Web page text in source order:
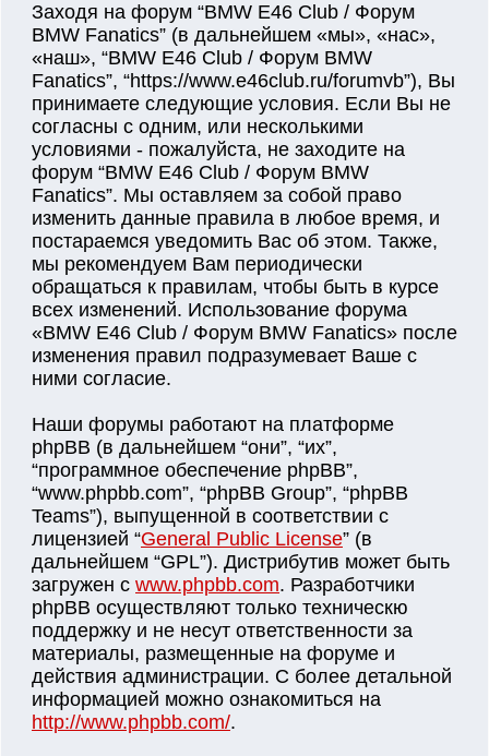
Заходя на форум “BMW E46 Club / Форум
BMW Fanatics” (в дальнейшем «мы», «нас»,
«наш», “BMW E46 Club / Форум BMW
Fanatics”, “https://www.e46club.ru/forumvb”), Вы
принимаете следующие условия. Если Вы не
согласны с одним, или несколькими
условиями - пожалуйста, не заходите на
форум “BMW E46 Club / Форум BMW
Fanatics”. Мы оставляем за собой право
изменить данные правила в любое время, и
постараемся уведомить Вас об этом. Также,
мы рекомендуем Вам периодически
обращаться к правилам, чтобы быть в курсе
всех изменений. Использование форума
«BMW E46 Club / Форум BMW Fanatics» после
изменения правил подразумевает Ваше с
ними согласие.
Наши форумы работают на платформе
phpBB (в дальнейшем “они”, “их”,
“программное обеспечение phpBB”,
“www.phpbb.com”, “phpBB Group”, “phpBB
Teams”), выпущенной в соответствии с
лицензией “General Public License” (в
дальнейшем “GPL”). Дистрибутив может быть
загружен с www.phpbb.com. Разработчики
phpBB осуществляют только техническю
поддержку и не несут ответственности за
материалы, размещенные на форуме и
действия администрации. С более детальной
информацией можно ознакомиться на
http://www.phpbb.com/.